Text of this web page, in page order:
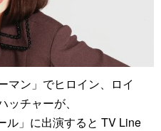
マン」でヒロイン、ロイ
チャーが、
ル」に出演すると TV Line